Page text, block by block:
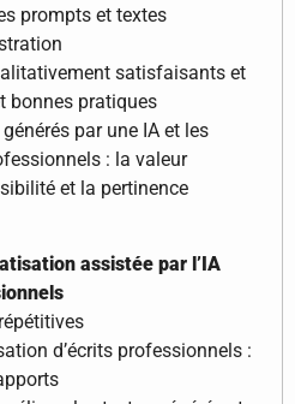
prompts et textes
satisfaisants et
bonnes pratiques
par une IA et les
: la valeur
et la pertinence
assistée par l’IA
d’écrits professionnels :